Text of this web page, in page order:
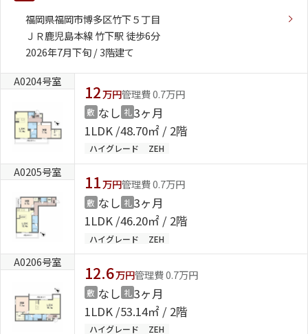
福岡県福岡市博多区竹下５丁目
ＪＲ鹿児島本線 竹下駅 徒歩6分
2026年7月下旬 / 3階建て
A0204号室
12万円管理費 0.7万円
敷 なし 礼 3ヶ月
1LDK 48.70㎡ / 2階
ハイグレード ZEH
A0205号室
11万円管理費 0.7万円
敷 なし 礼 3ヶ月
1LDK 46.20㎡ / 2階
ハイグレード ZEH
A0206号室
12.6万円管理費 0.7万円
敷 なし 礼 3ヶ月
1LDK 53.14㎡ / 2階
ハイグレード ZEH